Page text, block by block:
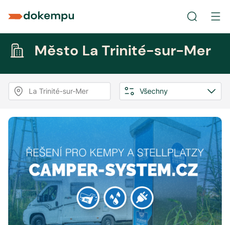
Město La Trinité-sur-Mer
La Trinité-sur-Mer Všechny